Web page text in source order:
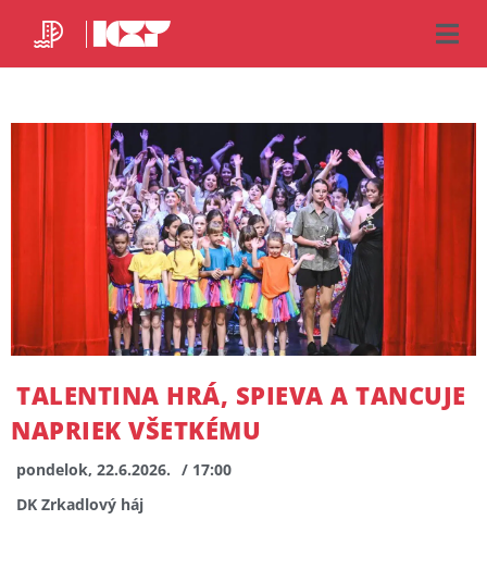
TALENTINA HRÁ, SPIEVA A TANCUJE
NAPRIEK VŠETKÉMU
pondelok, 22.6.2026. / 17:00
DK Zrkadlový háj